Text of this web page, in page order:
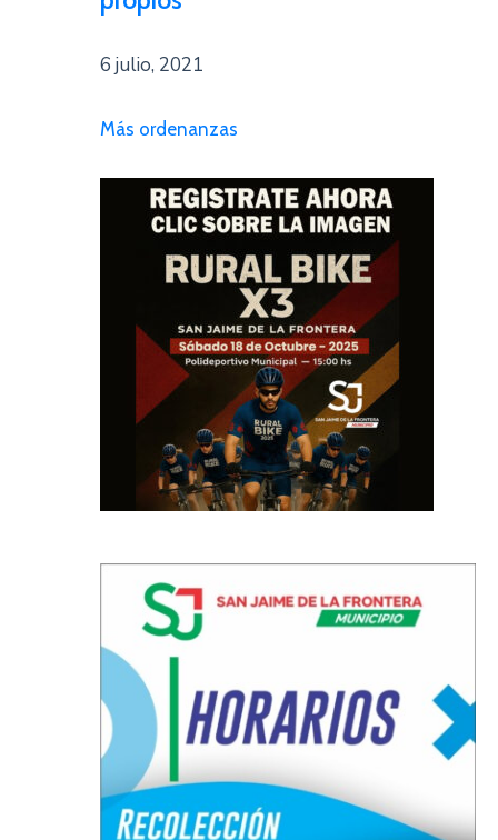
6 julio, 2021
Más ordenanzas